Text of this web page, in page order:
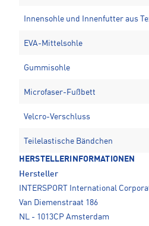
Innensohle und Innenfutter aus
EVA-Mittelsohle
Gummisohle
Microfaser-Fußbett
Velcro-Verschluss
Teilelastische Bändchen
HERSTELLERINFORMATIONEN
Hersteller
INTERSPORT International
Van Diemenstraat 186
NL - 1013CP Amsterdam